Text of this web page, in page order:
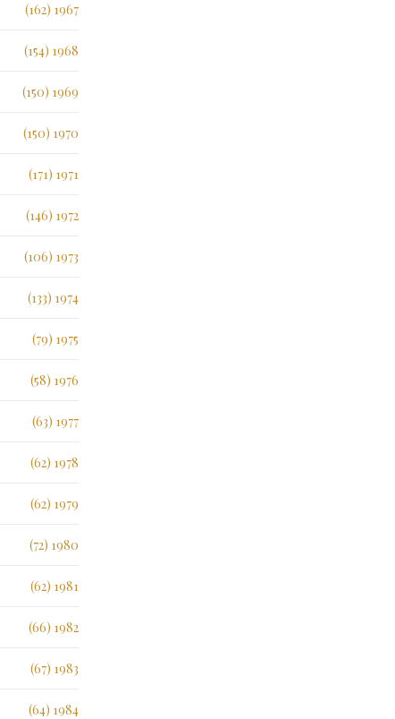
1967 (162)
1968 (154)
1969 (150)
1970 (150)
1971 (171)
1972 (146)
1973 (106)
1974 (133)
1975 (79)
1976 (58)
1977 (63)
1978 (62)
1979 (62)
1980 (72)
1981 (62)
1982 (66)
1983 (67)
1984 (64)